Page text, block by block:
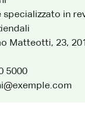
in
Matteotti, 23,
5000